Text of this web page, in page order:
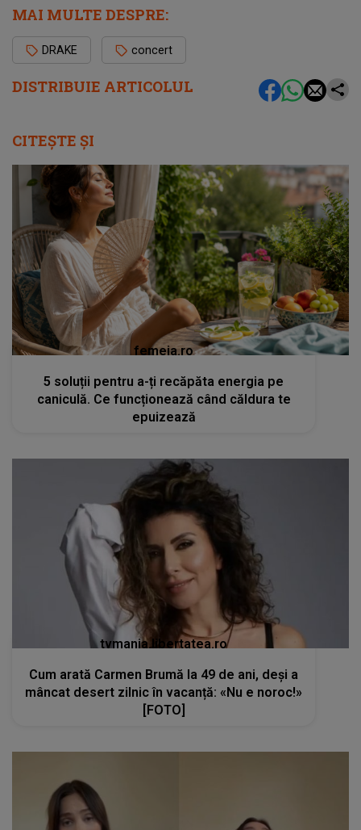
DISTRIBUIE ARTICOLUL
MAI MULTE DESPRE:
DRAKE concert
CITEȘTE ȘI
femeia.ro
5 soluții pentru a-ți recăpăta energia pe
caniculă. Ce funcționează când căldura te
epuizează
tvmania.libertatea.ro
Cum arată Carmen Brumă la 49 de ani, deși a
mâncat desert zilnic în vacanță: «Nu e noroc!»
[FOTO]